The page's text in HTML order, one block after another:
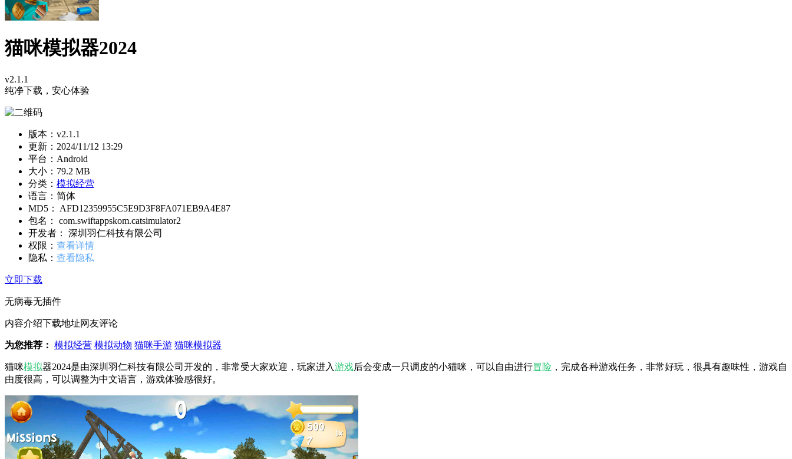
猫咪模拟器2024
v2.1.1
纯净下载，安心体验
版本：v2.1.1
更新： 2024/11/12 13:29
平台：Android
大小：79.2 MB
分类： 模拟经营
语言：简体
MD5： AFD12359955C5E9D3F8FA071EB9A4E87
包名： com.swiftappskom.catsimulator2
开发者： 深圳羽仁科技有限公司
权限： 查看详情
隐私： 查看隐私
立即下载
无病毒无插件
内容介绍下载地址网友评论
为您推荐： 模拟经营 模拟动物 猫咪手游 猫咪模拟器
猫咪模拟器2024是由深圳羽仁科技有限公司开发的，非常受大家欢迎，玩家进入游戏后会变成一只调皮的小猫咪，可以自由进行冒险 ，完成各种游戏任务，非常好玩，很具有趣味性，游戏自
由度很高，可以调整为中文语言，游戏体验感很好。